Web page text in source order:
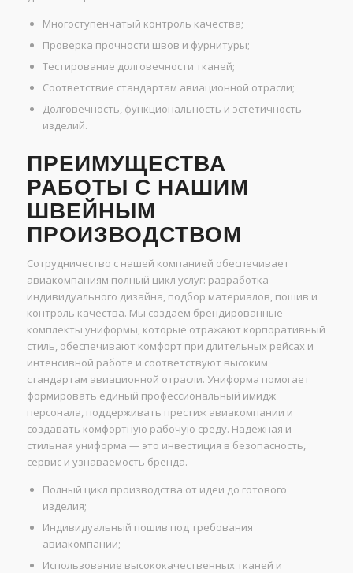
Многоступенчатый контроль качества;
Проверка прочности швов и фурнитуры;
Тестирование долговечности тканей;
Соответствие стандартам авиационной отрасли;
Долговечность, функциональность и эстетичность
изделий.
ПРЕИМУЩЕСТВА
РАБОТЫ С НАШИМ
ШВЕЙНЫМ
ПРОИЗВОДСТВОМ
Сотрудничество с нашей компанией обеспечивает
авиакомпаниям полный цикл услуг: разработка
индивидуального дизайна, подбор материалов, пошив и
контроль качества. Мы создаем брендированные
комплекты униформы, которые отражают корпоративный
стиль, обеспечивают комфорт при длительных рейсах и
интенсивной работе и соответствуют высоким
стандартам авиационной отрасли. Униформа помогает
формировать единый профессиональный имидж
персонала, поддерживать престиж авиакомпании и
создавать комфортную рабочую среду. Надежная и
стильная униформа — это инвестиция в безопасность,
сервис и узнаваемость бренда.
Полный цикл производства от идеи до готового
изделия;
Индивидуальный пошив под требования
авиакомпании;
Использование высококачественных тканей и